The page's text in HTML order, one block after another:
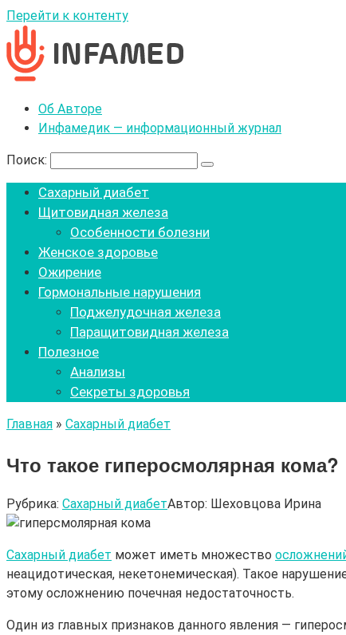
Перейти к контенту
Об Авторе
Инфамедик — информационный журнал
Поиск:
Сахарный диабет
Щитовидная железа
Особенности болезни
Женское здоровье
Ожирение
Гормональные нарушения
Поджелудочная железа
Паращитовидная железа
Полезное
Анализы
Секреты здоровья
Главная » Сахарный диабет
Что такое гиперосмолярная кома?
Рубрика: Сахарный диабетАвтор: Шеховцова Ирина
Сахарный диабет может иметь множество
неацидотическая, некетонемическая). Такое
этому осложнению почечная недостаточность.
Один из главных признаков данного явления —